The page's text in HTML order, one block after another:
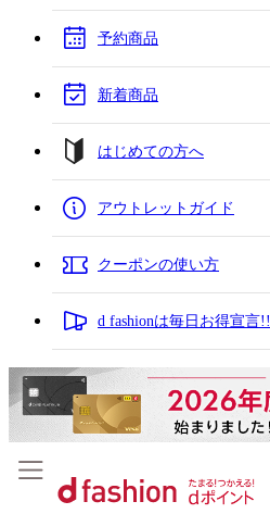
予約商品
新着商品
はじめての方へ
アウトレットガイド
クーポンの使い方
d fashionは毎日お得宣言!!